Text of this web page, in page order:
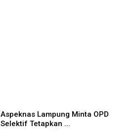
Aspeknas Lampung Minta OPD
Selektif Tetapkan ...